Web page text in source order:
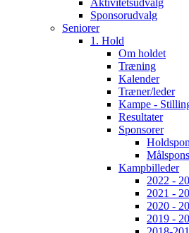
Aktivitetsudvalg
Sponsorudvalg
Seniorer
1. Hold
Om holdet
Træning
Kalender
Træner/leder
Kampe -
Resultater
Sponsorer
Kampbilleder
2022 -
2021 -
2020 -
2019 -